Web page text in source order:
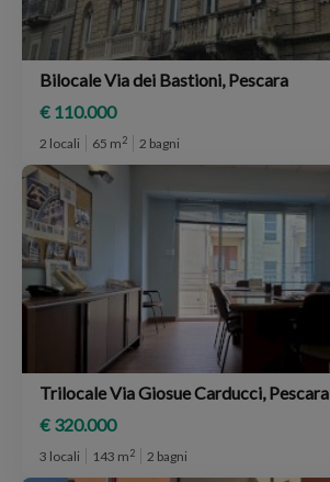
Bilocale Via dei Bastioni, Pescara
€ 110.000
2 locali 65 m2 2 bagni
Trilocale Via Giosue Carducci, Pescara
€ 320.000
3 locali 143 m2 2 bagni